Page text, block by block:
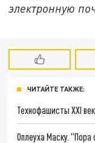
электронную
ЧИТАЙТЕ ТАКЖЕ:
Технофашисты XXI
Оплеуха Маску. "Пора